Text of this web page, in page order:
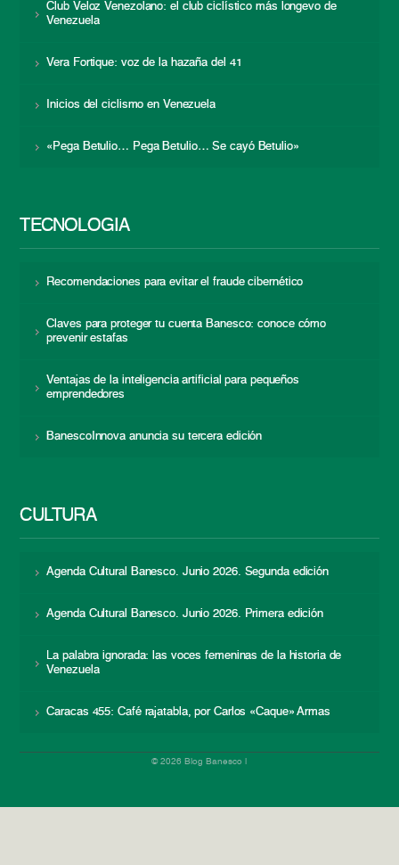
Club Veloz Venezolano: el club ciclístico más longevo de
Venezuela
Vera Fortique: voz de la hazaña del 41
Inicios del ciclismo en Venezuela
«Pega Betulio… Pega Betulio… Se cayó Betulio»
TECNOLOGÍA
Recomendaciones para evitar el fraude cibernético
Claves para proteger tu cuenta Banesco: conoce cómo
prevenir estafas
Ventajas de la inteligencia artificial para pequeños
emprendedores
BanescoInnova anuncia su tercera edición
CULTURA
Agenda Cultural Banesco. Junio 2026. Segunda edición
Agenda Cultural Banesco. Junio 2026. Primera edición
La palabra ignorada: las voces femeninas de la historia de
Venezuela
Caracas 455: Café rajatabla, por Carlos «Caque» Armas
© 2026 Blog Banesco |